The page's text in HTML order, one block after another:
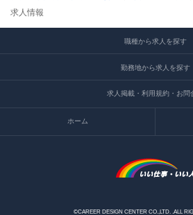
求人情報
職種から求人を探す
勤務地から求人を探す
求人掲載・利用規約・お問
ホーム
©CAREER DESIGN CENTER CO.,LTD. .ALL